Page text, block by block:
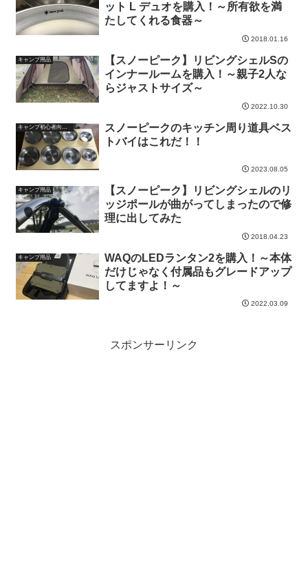
ット L デュオを購入！～所有欲を満
たしてくれる食器～
2018.01.16
キャンプ用品
【スノーピーク】リビングシェルSの
インナールームを購入！～親子2人な
らジャストサイズ～
2022.10.30
スノーピークのキッチン周り道具ベス
トバイはこれだ！！
2023.08.05
キャンプ用品
【スノーピーク】リビングシェルのリ
ッジポールが曲がってしまったので修
理に出してみた
2018.04.23
キャンプ用品
WAQのLEDランタン2を購入！～本体
だけじゃなく付属品もグレードアップ
してますよ！～
2022.03.09
スポンサーリンク